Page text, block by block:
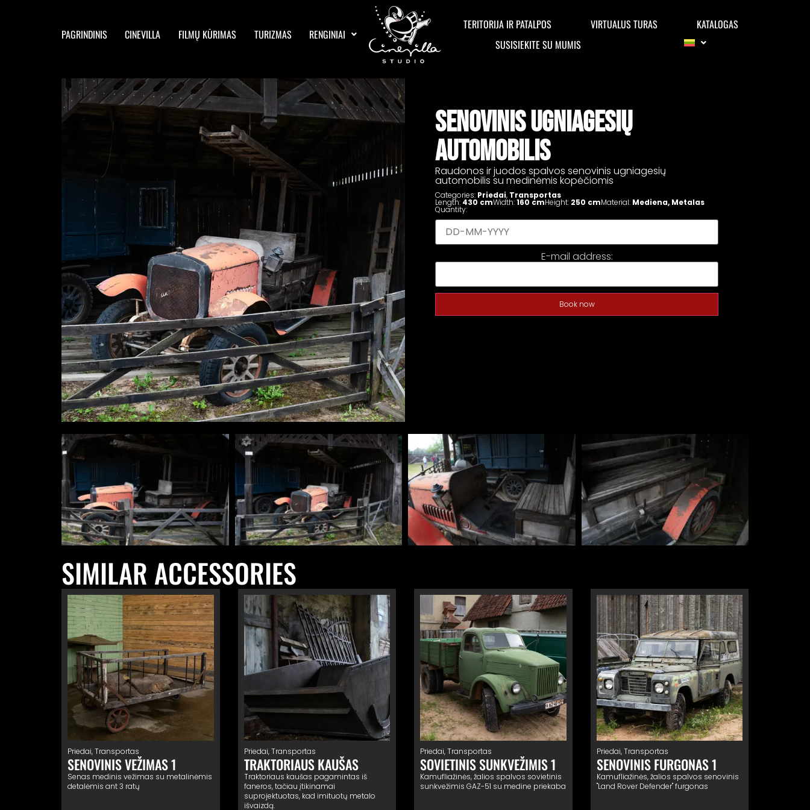
PAGRINDINIS CINEVILLA FILMŲ KŪRIMAS TURIZMAS RENGINIAI
TERITORIJA IR PATALPOS VIRTUALUS TURAS
KATALOGAS
SUSISIEKITE SU MUMIS
SENOVINIS UGNIAGESIŲ
AUTOMOBILIS
Raudonos ir juodos spalvos senovinis ugniagesių
automobilis su medinėmis kopėčiomis
Categories: Priedai, Transportas
Length: 430 cmWidth:160 cmHeight: 250 cmMaterial: Mediena, Metalas
Quantity:
E-mail address:
Book now
SIMILAR ACCESSORIES
Priedai,Transportas
SENOVINIS VEŽIMAS 1
Senas medinis vežimas su metalinėmis
detalėmis ant 3 ratų
Priedai,Transportas
TRAKTORIAUS KAUŠAS
Traktoriaus kaušas pagamintas iš
faneros, tačiau įtikinamai
suprojektuotas, kad imituotų metalo
išvaizdą.
Priedai,Transportas
SOVIETINIS SUNKVEŽIMIS 1
Kamufliažinės, žalios spalvos sovietinis
sunkvežimis GAZ-51 su medine priekaba
Priedai,Transportas
SENOVINIS FURGONAS 1
Kamufliažinės, žalios spalvos senovinis
"Land Rover Defender" furgonas